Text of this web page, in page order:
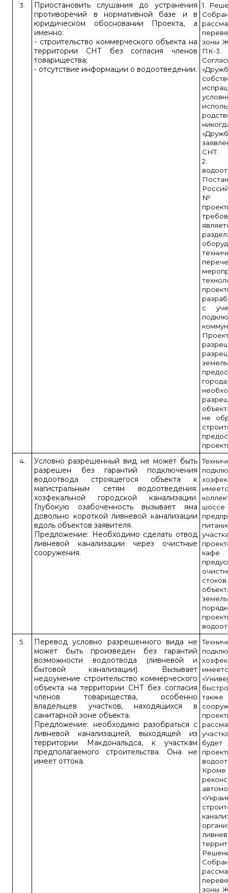
3.
Приостановить слушания до устранения
противоречий в нормативной базе и в
юридическом обосновании Проекта, а
именно:
- строительство коммерческого объекта на
территории СНТ без согласия членов
товарищества;
- отсутствие информации о водоотведении.
1.
зоны
ПК-3.
СНТ.
2.
№ 87
с
не
4.
Условно разрешенный вид не может быть
разрешен без гарантий подключения
водоотвода строящегося объекта к
магистральным сетям водоотведения:
хозфекальной городской канализации.
Глубокую озабоченность вызывает яма
довольно короткой ливневой канализации
вдоль объектов заявителя.
Предложение: Необходимо сделать отвод
ливневой канализации через очистные
сооружения.
5.
Перевод условно разрешенного вида не
может быть произведен без гарантий
возможности водоотвода (ливневой и
бытовой канализации). Вызывает
недоумение строительство коммерческого
объекта на территории СНТ без согласия
членов товарищества, особенно
владельцев участков, находящихся в
санитарной зоне объекта.
Предложение: необходимо разобраться с
ливневой канализацией, выходящей из
территории Макдональдса, к участкам
предполагаемого строительства. Она не
имеет оттока.
зоны